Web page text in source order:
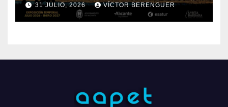
CULTURA GENERAL OCIO
DESCUBRE LAS AVENTURAS
ALICANTE